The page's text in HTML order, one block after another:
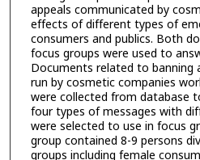
appeals communicated by
effects of different types of
consumers and publics. Both
focus groups were used to
Documents related to banning
run by cosmetic companies
were collected from database
four types of messages with
were selected to use in focus
group contained 8-9 persons
groups including female